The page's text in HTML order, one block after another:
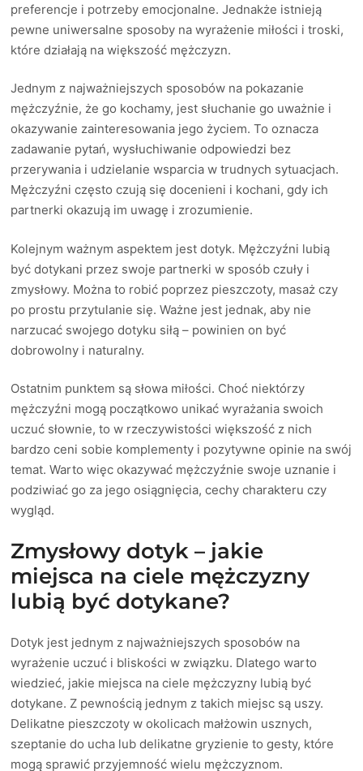
preferencje i potrzeby emocjonalne. Jednakże istnieją
pewne uniwersalne sposoby na wyrażenie miłości i troski,
które działają na większość mężczyzn.
Jednym z najważniejszych sposobów na pokazanie
mężczyźnie, że go kochamy, jest słuchanie go uważnie i
okazywanie zainteresowania jego życiem. To oznacza
zadawanie pytań, wysłuchiwanie odpowiedzi bez
przerywania i udzielanie wsparcia w trudnych sytuacjach.
Mężczyźni często czują się docenieni i kochani, gdy ich
partnerki okazują im uwagę i zrozumienie.
Kolejnym ważnym aspektem jest dotyk. Mężczyźni lubią
być dotykani przez swoje partnerki w sposób czuły i
zmysłowy. Można to robić poprzez pieszczoty, masaż czy
po prostu przytulanie się. Ważne jest jednak, aby nie
narzucać swojego dotyku siłą – powinien on być
dobrowolny i naturalny.
Ostatnim punktem są słowa miłości. Choć niektórzy
mężczyźni mogą początkowo unikać wyrażania swoich
uczuć słownie, to w rzeczywistości większość z nich
bardzo ceni sobie komplementy i pozytywne opinie na swój
temat. Warto więc okazywać mężczyźnie swoje uznanie i
podziwiać go za jego osiągnięcia, cechy charakteru czy
wygląd.
Zmysłowy dotyk – jakie
miejsca na ciele mężczyzny
lubią być dotykane?
Dotyk jest jednym z najważniejszych sposobów na
wyrażenie uczuć i bliskości w związku. Dlatego warto
wiedzieć, jakie miejsca na ciele mężczyzny lubią być
dotykane. Z pewnością jednym z takich miejsc są uszy.
Delikatne pieszczoty w okolicach małżowin usznych,
szeptanie do ucha lub delikatne gryzienie to gesty, które
mogą sprawić przyjemność wielu mężczyznom.